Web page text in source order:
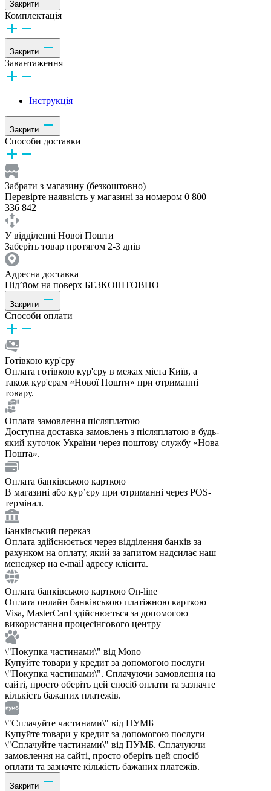
Закрити
Комплектація
Закрити
Завантаження
Інструкція
Закрити
Способи доставки
Забрати з магазину (безкоштовно)
Перевірте наявність у магазині за номером 0 800
336 842
У відділенні Нової Пошти
Заберіть товар протягом 2-3 днів
Адресна доставка
Під’йом на поверх БЕЗКОШТОВНО
Закрити
Способи оплати
Готівкою кур'єру
Оплата готівкою кур'єру в межах міста Київ, а
також кур'єрам «Нової Пошти» при отриманні
товару.
Оплата замовлення післяплатою
Доступна доставка замовлень з післяплатою в будь-
який куточок України через поштову службу «Нова
Пошта».
Оплата банківською карткою
В магазині або курʼєру при отриманні через POS-
термінал.
Банківський переказ
Оплата здійснюється через відділення банків за
рахунком на оплату, який за запитом надсилає наш
менеджер на e-mail адресу клієнта.
Оплата банківською карткою On-line
Оплата онлайн банківською платіжною карткою
Visa, MasterCard здійснюється за допомогою
використання процесінгового центру
\"Покупка частинами\" від Mono
Купуйте товари у кредит за допомогою послуги
\"Покупка частинами\". Сплачуючи замовлення на
сайті, просто оберіть цей спосіб оплати та зазначте
кількість бажаних платежів.
\"Сплачуйте частинами\" від ПУМБ
Купуйте товари у кредит за допомогою послуги
\"Сплачуйте частинами\" від ПУМБ. Сплачуючи
замовлення на сайті, просто оберіть цей спосіб
оплати та зазначте кількість бажаних платежів.
Закрити